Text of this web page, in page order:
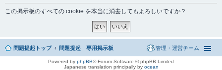
この掲示板のすべての cookie を本当に消去してもよろしいですか？
問題提起トップ 問題提起 専用掲示板 管理・運営チーム
Powered by phpBB® Forum Software © phpBB Limited
Japanese translation principally by ocean